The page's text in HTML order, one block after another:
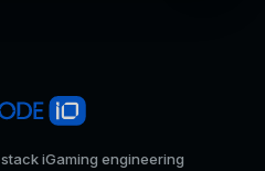
iGaming engineering